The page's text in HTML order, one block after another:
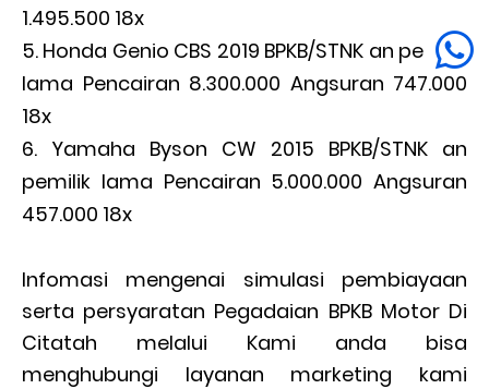
1.495.500 18x
Honda Genio CBS 2019 BPKB/STNK an pemilik
lama Pencairan 8.300.000 Angsuran 747.000
18x
Yamaha Byson CW 2015 BPKB/STNK an
pemilik lama Pencairan 5.000.000 Angsuran
457.000 18x
Infomasi mengenai simulasi pembiayaan
serta persyaratan Pegadaian BPKB Motor Di
Citatah melalui Kami anda bisa
menghubungi layanan marketing kami